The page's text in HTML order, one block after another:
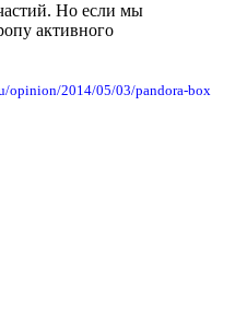
Но если мы
активного
opinion/2014/05/03/pandora-box